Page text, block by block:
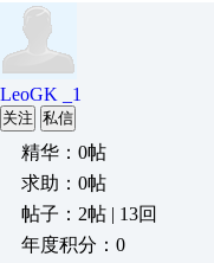
LeoGK _1
关注 私信
精华：0帖
求助：0帖
帖子：2帖 | 13回
年度积分：0